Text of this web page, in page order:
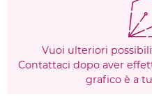
Vuoi ulteriori
Contattaci dopo aver
grafico è a